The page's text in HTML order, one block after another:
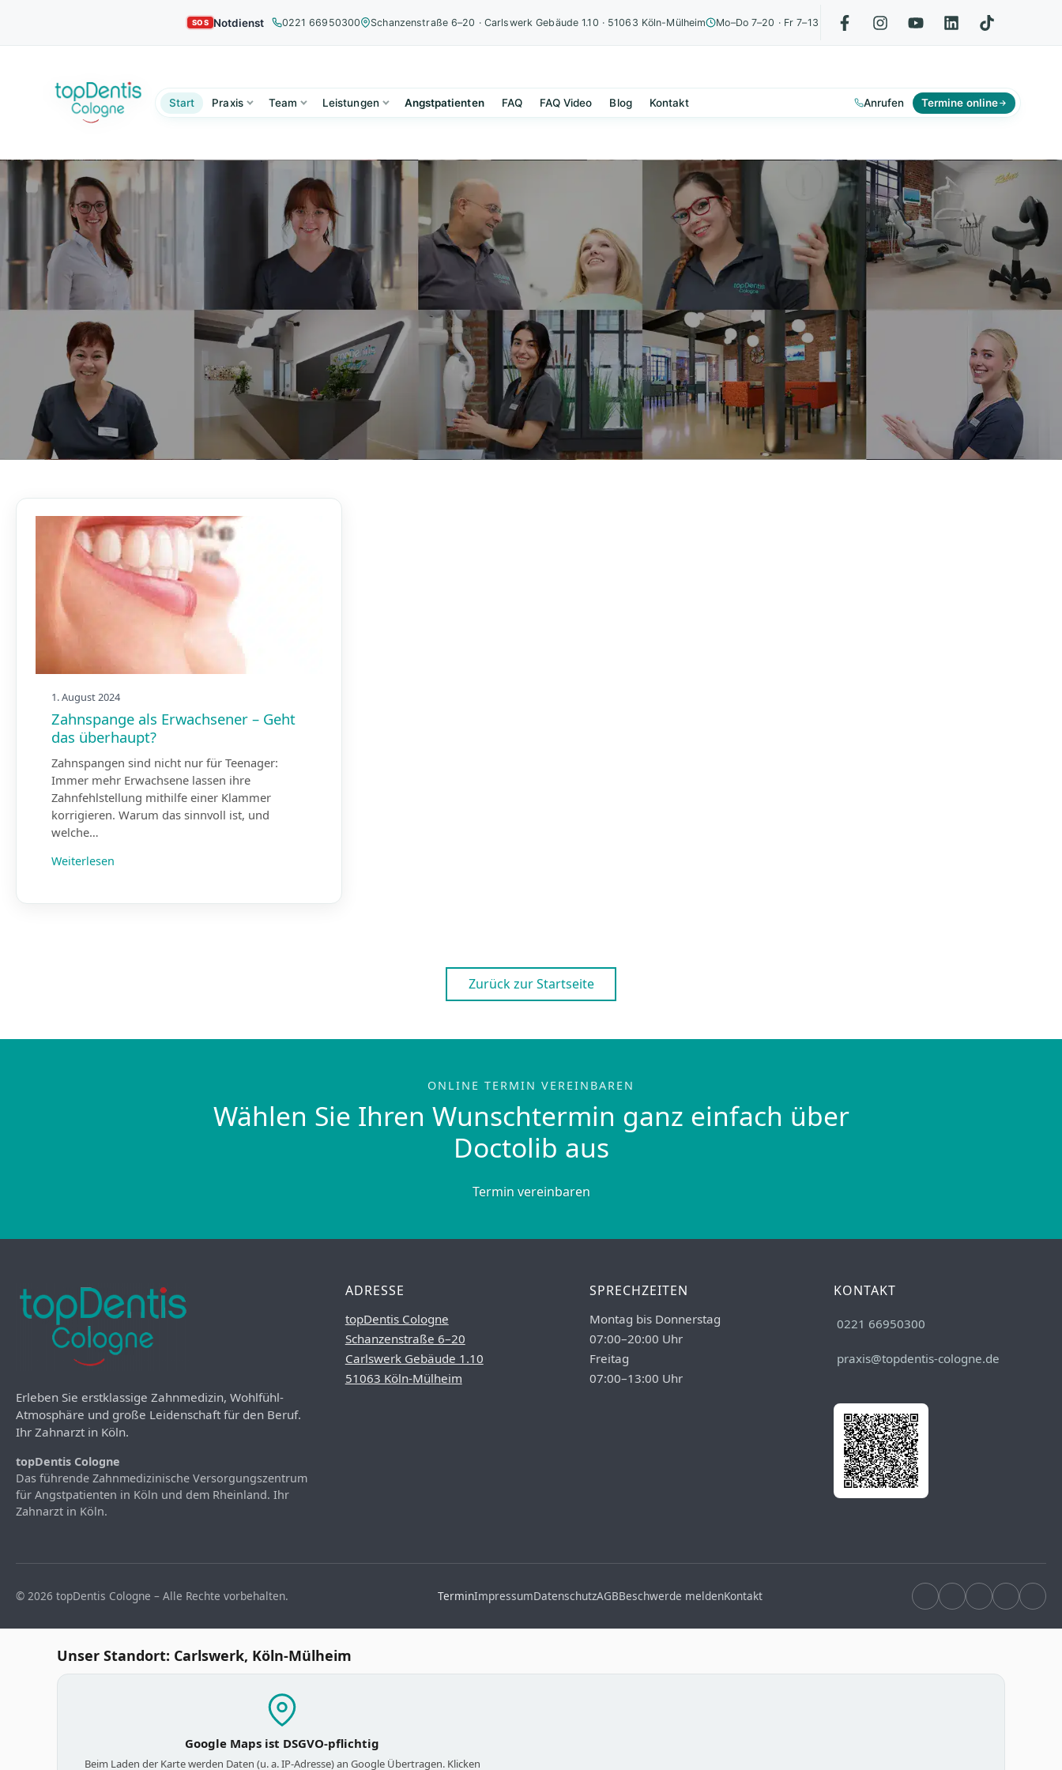
Notdienst 0221 66950300 Schanzenstraße 6–20 · Carlswerk Gebäude 1.10 · 51063 Köln-Mülheim Mo–Do 7–20 · Fr 7–13
Start Praxis Team Leistungen Angstpatienten FAQ FAQ Video Blog Kontakt Anrufen Termine online
Unser Blog
1. August 2024
Zahnspange als Erwachsener – Geht
das überhaupt?
Zahnspangen sind nicht nur für Teenager:
Immer mehr Erwachsene lassen ihre
Zahnfehlstellung mithilfe einer Klammer
korrigieren. Warum das sinnvoll ist, und
welche…
Weiterlesen
Zurück zur Startseite
ONLINE TERMIN VEREINBAREN
Wählen Sie Ihren Wunschtermin ganz einfach über
Doctolib aus
Termin vereinbaren
Erleben Sie erstklassige Zahnmedizin, Wohlfühl-
Atmosphäre und große Leidenschaft für den Beruf.
Ihr Zahnarzt in Köln.
topDentis Cologne
Das führende Zahnmedizinische Versorgungszentrum
für Angstpatienten in Köln und dem Rheinland. Ihr
Zahnarzt in Köln.
ADRESSE
topDentis Cologne
Schanzenstraße 6–20
Carlswerk Gebäude 1.10
51063 Köln-Mülheim
SPRECHZEITEN
Montag bis Donnerstag
07:00–20:00 Uhr
Freitag
07:00–13:00 Uhr
KONTAKT
0221 66950300
praxis@topdentis-cologne.de
© 2026 topDentis Cologne – Alle Rechte vorbehalten. TerminImpressumDatenschutzAGBBeschwerde meldenKontakt
Unser Standort: Carlswerk, Köln-Mülheim
Google Maps ist DSGVO-pflichtig
Beim Laden der Karte werden Daten (u. a. IP-Adresse) an Google Übertragen. Klicken